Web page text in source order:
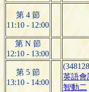
第 4 節
11:10 - 12:00
第 N 節
12:10 - 13:00
第 5 節
13:10 - 14:00
英語會
智動二